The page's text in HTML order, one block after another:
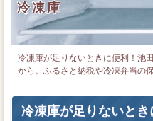
冷凍庫
冷凍庫が足りないときに便利！池
から。ふるさと納税や冷凍弁当の
冷凍庫が足りないと